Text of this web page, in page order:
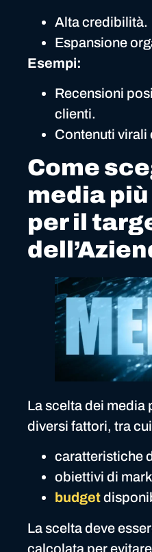
Alta credibilità.
Espansione
Esempi:
Recensioni
clienti.
Contenuti virali
Come
media
per il
La scelta dei media
diversi fattori, tra
caratteristiche
obiettivi di
budget
La scelta deve
calcolata per